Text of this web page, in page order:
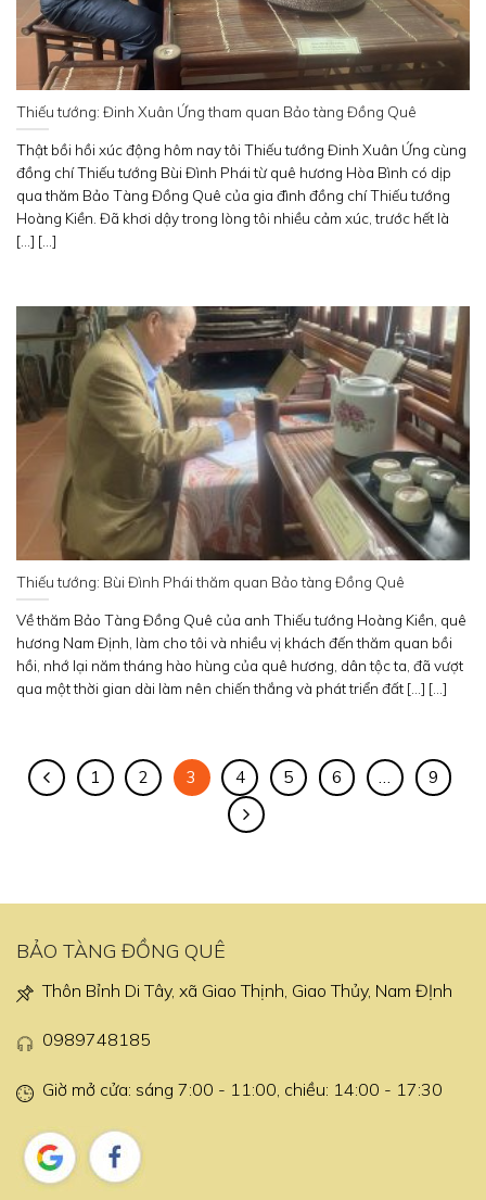
Thiếu tướng: Đinh Xuân Ứng tham quan Bảo tàng Đồng Quê
Thật bồi hồi xúc động hôm nay tôi Thiếu tướng Đinh Xuân Ứng cùng
đồng chí Thiếu tướng Bùi Đình Phái từ quê hương Hòa Bình có dịp
qua thăm Bảo Tàng Đồng Quê của gia đình đồng chí Thiếu tướng
Hoàng Kiền. Đã khơi dậy trong lòng tôi nhiều cảm xúc, trước hết là
[...] [...]
Thiếu tướng: Bùi Đình Phái thăm quan Bảo tàng Đồng Quê
Về thăm Bảo Tàng Đồng Quê của anh Thiếu tướng Hoàng Kiền, quê
hương Nam Định, làm cho tôi và nhiều vị khách đến thăm quan bồi
hồi, nhớ lại năm tháng hào hùng của quê hương, dân tộc ta, đã vượt
qua một thời gian dài làm nên chiến thắng và phát triển đất [...] [...]
1 2 3 4 5 6 … 9
BẢO TÀNG ĐỒNG QUÊ
Thôn Bỉnh Di Tây, xã Giao Thịnh, Giao Thủy, Nam ĐỊnh
0989748185
Giờ mở cửa: sáng 7:00 - 11:00, chiều: 14:00 - 17:30